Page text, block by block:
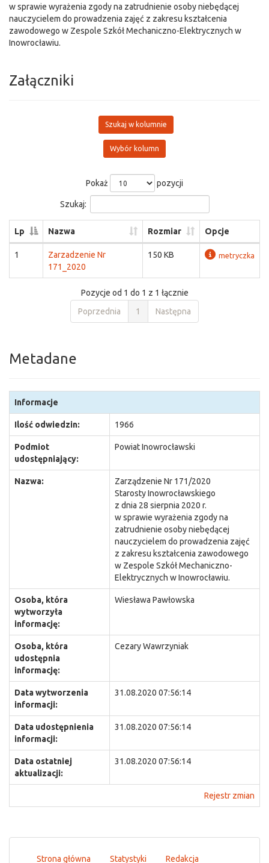
w sprawie wyrażenia zgody na zatrudnienie osoby niebędącej
nauczycielem do prowadzenia zajęć z zakresu kształcenia
zawodowego w Zespole Szkół Mechaniczno-Elektrycznych w
Inowrocławiu.
Załączniki
Szukaj w kolumnie
Wybór kolumn
Pokaż pozycji
Szukaj:
Lp Nazwa Rozmiar Opcje
1
Zarzadzenie Nr
171_2020
150 KB metryczka
Pozycje od 1 do 1 z 1 łącznie
Poprzednia
1 Następna
Metadane
Informacje
Ilość odwiedzin: 1966
Podmiot
udostępniający:
Powiat Inowrocławski
Nazwa:
Zarządzenie Nr 171/2020
Starosty Inowrocławskiego
z dnia 28 sierpnia 2020 r.
w sprawie wyrażenia zgody na
zatrudnienie osoby niebędącej
nauczycielem do prowadzenia zajęć
z zakresu kształcenia zawodowego
w Zespole Szkół Mechaniczno-
Elektrycznych w Inowrocławiu.
Osoba, która
wytworzyła
informację:
Wiesława Pawłowska
Osoba, która
udostępnia
informację:
Cezary Wawrzyniak
Data wytworzenia
informacji:
31.08.2020 07:56:14
Data udostępnienia
informacji:
31.08.2020 07:56:14
Data ostatniej
aktualizacji:
31.08.2020 07:56:14
Rejestr zmian
Strona główna Statystyki Redakcja